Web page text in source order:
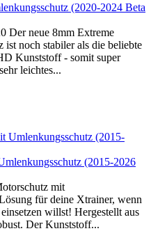
(2020-2024 Beta
Der neue 8mm Extreme
noch stabiler als die beliebte
Kunststoff - somit super
leichtes...
(2015-2026
mit
für deine Xtrainer, wenn
willst! Hergestellt aus
Der Kunststoff...